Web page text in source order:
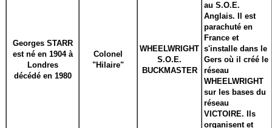
Georges STARR
est né en 1904 à
Londres
décédé en 1980
Colonel
"Hilaire"
WHEELWRIGHT
S.O.E.
BUCKMASTER
au S.O.E.
Anglais. Il est
parachuté en
France et
s'installe dans le
Gers où il créé le
réseau
WHEELWRIGHT
sur les bases du
réseau
VICTOIRE. Ils
organisent et